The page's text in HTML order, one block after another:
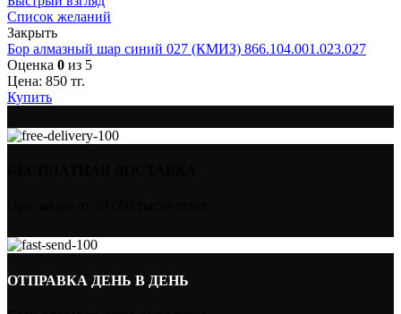
Список желаний
Закрыть
Бор алмазный шар синий 027 (КМИЗ) 866.104.001.023.027
Оценка 0 из 5
Цена: 850 тг.
Купить
ОТПРАВКА ДЕНЬ В ДЕНЬ